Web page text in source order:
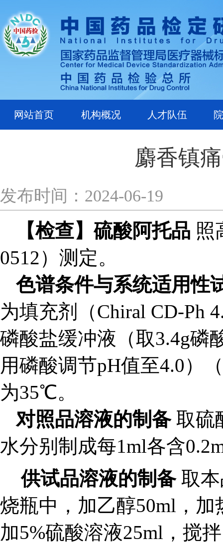
网站首页 机构概况 人才队伍
麝香镇
发布时间：2024-06-19
【检查】硫酸阿托品 照
0512）测定。
色谱条件与系统适用性
为填充剂（Chiral CD-Ph
磷酸盐缓冲液（取3.4g磷
用磷酸调节pH值至4.0）
为35℃。
对照品溶液的制备取硫
水分别制成每1ml各含
供试品溶液的制备取本
烧瓶中，加乙醇50ml，
加5%硫酸溶液25ml，搅